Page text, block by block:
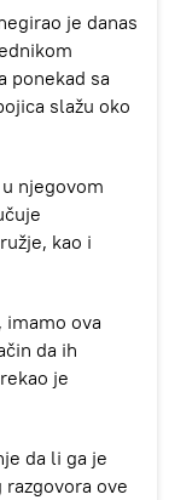
je danas
ponekad sa
slažu oko
njegovom
kao i
imamo ova
da ih
je
da li ga je
ove